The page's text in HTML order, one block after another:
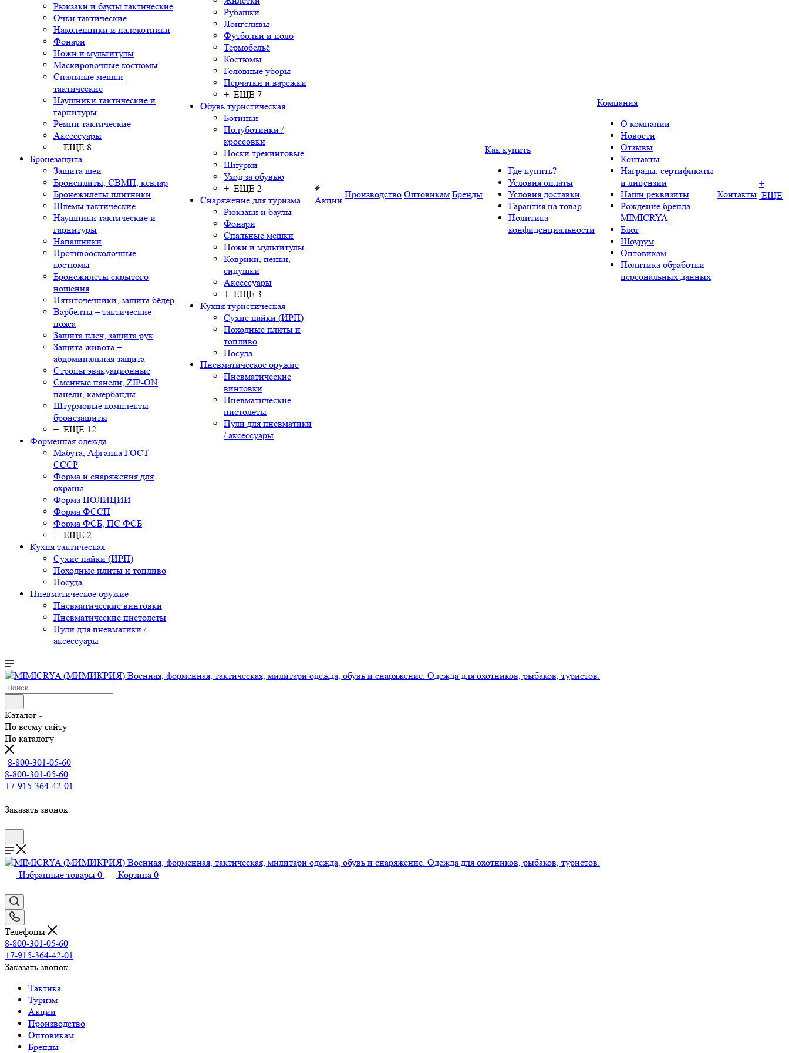
Рюкзаки и баулы тактические
Очки тактические
Наколенники и налокотники
Фонари
Ножи и мультитулы
Маскировочные костюмы
Спальные мешки
тактические
Наушники тактические и
гарнитуры
Ремни тактические
Аксессуары
+ ЕЩЕ 8
Бронезащита
Защита шеи
Бронеплиты, СВМП, кевлар
Бронежилеты плитники
Шлемы тактические
Наушники тактические и
гарнитуры
Напашники
Противоосколочные
костюмы
Бронежилеты скрытого
ношения
Пятиточечники, защита бёдер
Варбелты – тактические
пояса
Защита плеч, защита рук
Защита живота –
абдоминальная защита
Стропы эвакуационные
Сменные панели, ZIP-ON
панели, камербанды
Штурмовые комплекты
бронезащиты
+ ЕЩЕ 12
Форменная одежда
Мабута, Афганка ГОСТ
СССР
Форма и снаряжения для
охраны
Форма ПОЛИЦИИ
Форма ФССП
Форма ФСБ, ПС ФСБ
+ ЕЩЕ 2
Кухня тактическая
Сухие пайки (ИРП)
Походные плиты и топливо
Посуда
Пневматическое оружие
Пневматические винтовки
Пневматические пистолеты
Пули для пневматики /
аксессуары
Рубашки
Лонгсливы
Футболки и поло
Термобельё
Костюмы
Головные уборы
Перчатки и варежки
+ ЕЩЕ 7
Обувь туристическая
Ботинки
Полуботинки /
кроссовки
Носки трекинговые
Шнурки
Уход за обувью
+ ЕЩЕ 2
Снаряжение для туризма
Рюкзаки и баулы
Фонари
Спальные мешки
Ножи и мультитулы
Коврики, пенки,
сидушки
Аксессуары
+ ЕЩЕ 3
Кухня туристическая
Сухие пайки (ИРП)
Походные плиты и
топливо
Посуда
Пневматическое оружие
Пневматические
винтовки
Пневматические
пистолеты
Пули для пневматики
/ аксессуары
Акции
Производство Оптовикам Бренды
Как купить
Где купить?
Условия оплаты
Условия доставки
Гарантия на товар
Политика
конфиденциальности
Компания
О компании
Новости
Отзывы
Контакты
Награды, сертификаты
и лицензии
Наши реквизиты
Рождение бренда
MIMICRYA
Блог
Шоурум
Оптовикам
Политика обработки
персональных данных
Контакты
+
ЕЩЕ
Каталог
По всему сайту
По каталогу
8-800-301-05-60
8-800-301-05-60
+7-915-364-42-01
Заказать звонок
Избранные товары 0 Корзина 0
Телефоны
8-800-301-05-60
+7-915-364-42-01
Заказать звонок
Тактика
Туризм
Акции
Производство
Оптовикам
Бренды